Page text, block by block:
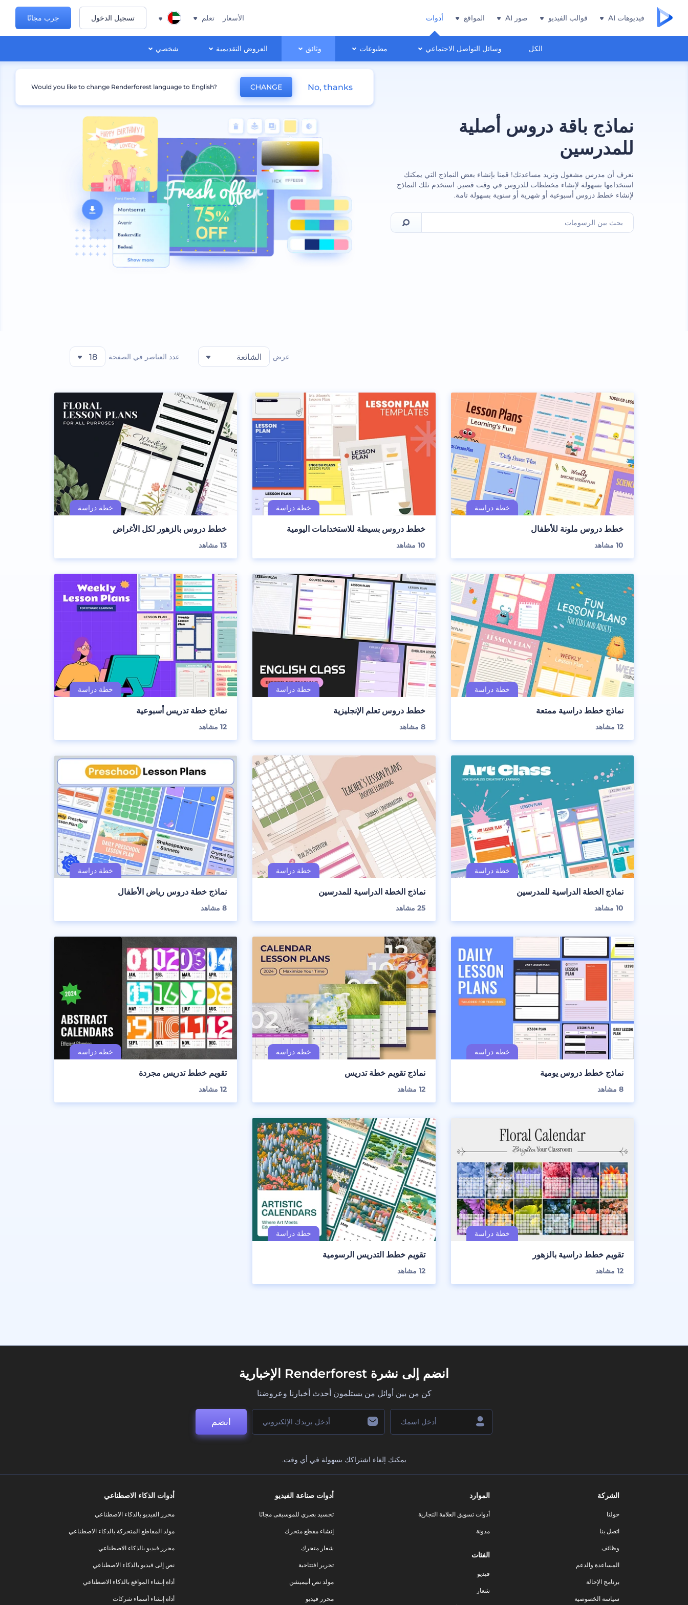
فيديوهات AI قوالب الفيديو صور AI المواقع أدوات
الكل وسائل التواصل الاجتماعي مطبوعات وثائق العروض التقديمية شخصي
الأسعار تعلم تسجيل الدخول جرب مجانًا
نماذج باقة دروس أصلية
للمدرسين
نعرف أن مدرس مشغول ونريد مساعدتك! قمنا بإنشاء بعض النماذج التي يمكنك
استخدامها بسهولة لإنشاء مخططات للدروس في وقت قصير. استخدم تلك النماذج
لإنشاء خطط دروس أسبوعية أو شهرية أو سنوية بسهولة تامة.
عرض الشائعة عدد العناصر في الصفحة 18
خطط دروس ملونة للأطفال
10 مشاهد
خطط دروس بسيطة للاستخدامات اليومية
10 مشاهد
خطط دروس بالزهور لكل الأغراض
13مشاهد
نماذج خطط دراسية ممتعة
12 مشاهد
خطط دروس تعلم الإنجليزية
8 مشاهد
نماذج خطة تدريس أسبوعية
12مشاهد
نماذج الخطة الدراسية للمدرسين
10 مشاهد
نماذج الخطة الدراسية للمدرسين
25 مشاهد
نماذج خطة دروس رياض الأطفال
8مشاهد
نماذج خطط دروس يومية
8 مشاهد
نماذج تقويم خطة تدريس
12 مشاهد
تقويم خطط تدريس مجردة
12مشاهد
تقويم خطط دراسية بالزهور
12 مشاهد
تقويم خطط التدريس الرسومية
12 مشاهد
انضم إلى نشرة Renderforest الإخبارية
كن من بين أوائل من يستلمون أحدث أخبارنا وعروضنا
انضم
يمكنك إلغاء اشتراكك بسهولة في أي وقت.
الشركة
حولنا
اتصل بنا
وظائف
المساعدة والدعم
برنامج الإحالة
سياسة الخصوصية
الموارد
أدوات تسويق العلامة التجارية
مدونة
الفئات
فيديو
شعار
أدوات صناعة الفيديو
تجسيد بصري للموسيقى مجانًا
إنشاء مقطع متحرك
شعار متحرك
تحرير افتتاحية
مولد نص أنيميشن
محرر فيديو
أدوات الذكاء الاصطناعي
محرر الفيديو بالذكاء الاصطناعي
مولد المقاطع المتحركة بالذكاء الاصطناعي
محرر فيديو بالذكاء الاصطناعي
نص إلى فيديو بالذكاء الاصطناعي
أداة إنشاء المواقع بالذكاء الاصطناعي
أداة إنشاء أسماء شركات
Would you like to change Renderforest language to English? CHANGE No, thanks